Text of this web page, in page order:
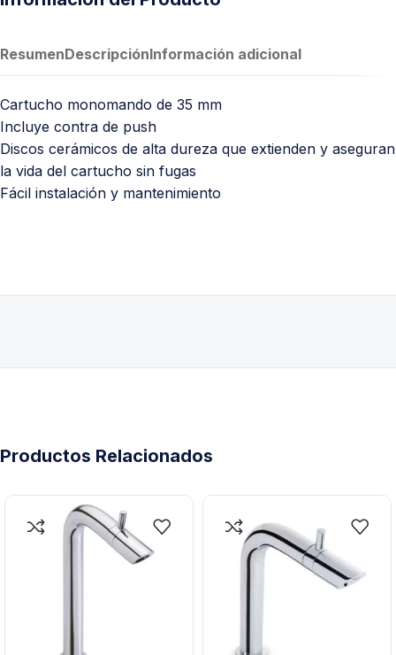
ResumenDescripciónInformación adicional
Cartucho monomando de 35 mm
Incluye contra de push
Discos cerámicos de alta dureza que extienden y aseguran
la vida del cartucho sin fugas
Fácil instalación y mantenimiento
Productos Relacionados